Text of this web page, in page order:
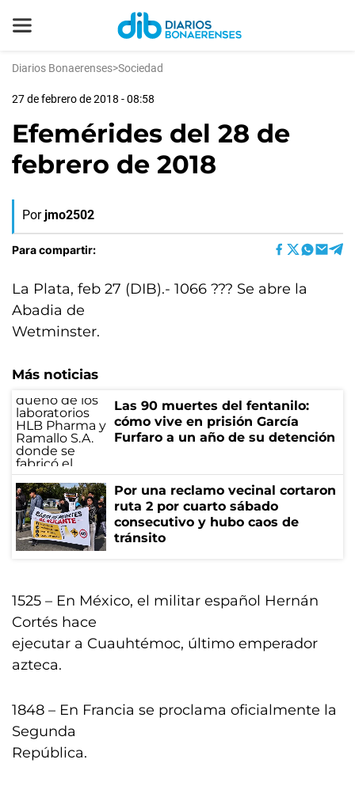
Diarios Bonaerenses>Sociedad
27 de febrero de 2018 - 08:58
Efemérides del 28 de
febrero de 2018
Por jmo2502
Para compartir:
La Plata, feb 27 (DIB).- 1066 ??? Se abre la
Abadia de
Wetminster.
Más noticias
Las 90 muertes del fentanilo:
cómo vive en prisión García
Furfaro a un año de su detención
Por una reclamo vecinal cortaron
ruta 2 por cuarto sábado
consecutivo y hubo caos de
tránsito
1525 – En México, el militar español Hernán
Cortés hace
ejecutar a Cuauhtémoc, último emperador
azteca.
1848 – En Francia se proclama oficialmente la
Segunda
República.